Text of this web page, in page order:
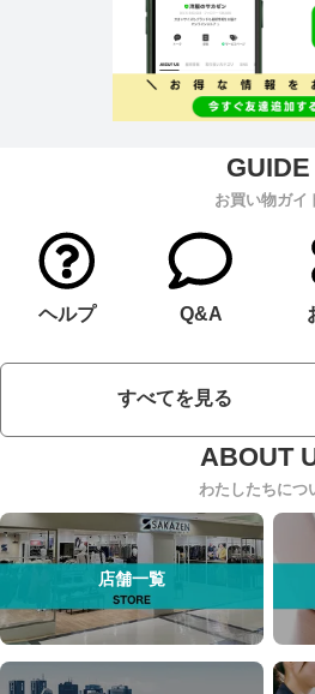
お買い物ガイ
ヘルプ Q&A
すべてを見る
わたしたちにつ
店舗一覧